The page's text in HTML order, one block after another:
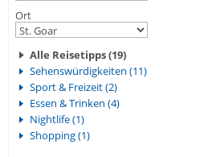
Ort
Alle Reisetipps (19)
Sehenswürdigkeiten (11)
Sport & Freizeit (2)
Essen & Trinken (4)
Nightlife (1)
Shopping (1)